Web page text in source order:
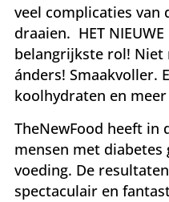
veel complicaties van
draaien. HET
belangrijkste rol!
ánders! Smaakvoller.
koolhydraten en
TheNewFood heeft in
mensen met diabetes
voeding. De
spectaculair en